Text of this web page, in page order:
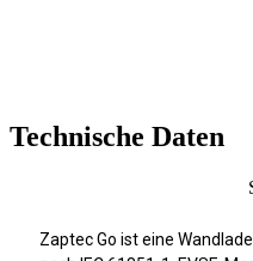
Technische Daten
Zaptec Go ist eine